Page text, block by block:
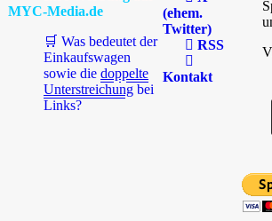
MYC-Media.de
🛒 Was bedeutet der
Einkaufswagen
sowie die doppelte
Unterstreichung bei
Links?
(ehem.
Twitter)
RSS
Kontakt